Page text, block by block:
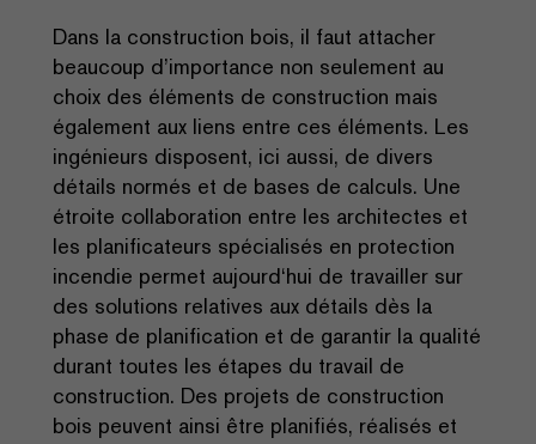
Dans la construction bois, il faut attacher
beaucoup d’importance non seulement au
choix des éléments de construction mais
également aux liens entre ces éléments. Les
ingénieurs disposent, ici aussi, de divers
détails normés et de bases de calculs. Une
étroite collaboration entre les architectes et
les planificateurs spécialisés en protection
incendie permet aujourd‘hui de travailler sur
des solutions relatives aux détails dès la
phase de planification et de garantir la qualité
durant toutes les étapes du travail de
construction. Des projets de construction
bois peuvent ainsi être planifiés, réalisés et